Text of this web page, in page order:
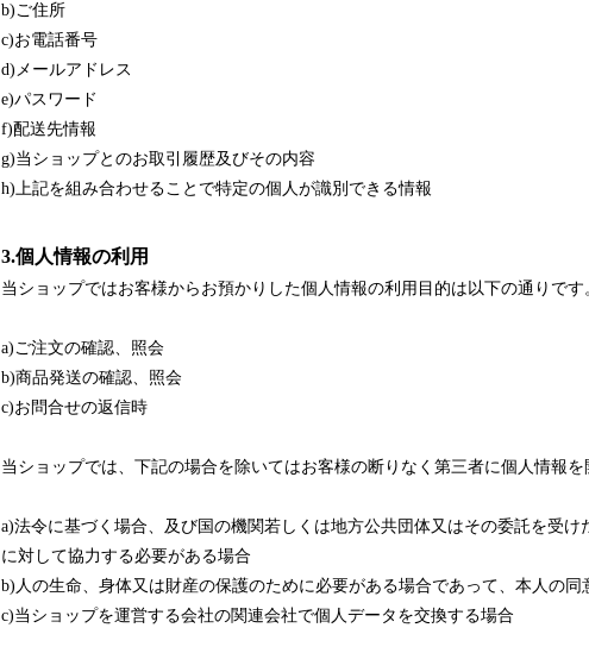
b)ご住所
c)お電話番号
d)メールアドレス
e)パスワード
f)配送先情報
g)当ショップとのお取引履歴及びその内容
h)上記を組み合わせることで特定の個人が識別できる情報
3.個人情報の利用
当ショップではお客様からお預かりした個人情報の利用目的は以下の通りです
a)ご注文の確認、照会
b)商品発送の確認、照会
c)お問合せの返信時
当ショップでは、下記の場合を除いてはお客様の断りなく第三者に個人情報を
a)法令に基づく場合、及び国の機関若しくは地方公共団体又はその委託を受け
に対して協力する必要がある場合
b)人の生命、身体又は財産の保護のために必要がある場合であって、本人の
c)当ショップを運営する会社の関連会社で個人データを交換する場合